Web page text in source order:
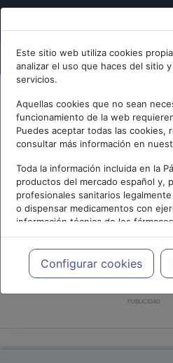
Este sitio web utiliza cookies
analizar el uso que haces del sitio
servicios.
Aquellas cookies que no sean
funcionamiento de la web
Puedes aceptar todas las cookies,
consultar más información en
Toda la información incluida en la
productos del mercado español y,
profesionales sanitarios
o dispensar medicamentos con
información técnica de los
meramente informativo, siendo
profesionales facultados
cada caso concreto, el tratamiento
necesidades del paciente.
Configurar cookies
PUBLICIDAD